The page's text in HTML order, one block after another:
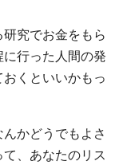
究でお金をもら
行った人間の発
くといいかもっ
かどうでもよさ
、あなたのリス